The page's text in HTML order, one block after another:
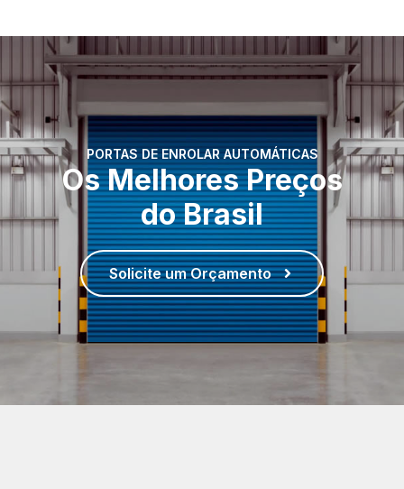
PORTAS DE ENROLAR AUTOMÁTICAS
Os Melhores Preços
do Brasil
Solicite um Orçamento